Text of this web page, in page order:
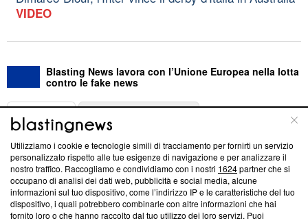
VIDEO
Blasting News lavora con l’Unione Europea nella lotta
contro le fake news
ABOUT
Questa sezione offre informazioni trasparenti su Blasting
News, sui nostri processi editoriali e su come ci impegniamo a
creare news di qualità. Inoltre, afferma la nostra aderenza a
‘Trust Project - News with Integrity’Blasting News non è
ancora membro del programma, ma ha richiesto di farne
Utilizziamo i cookie e tecnologie simili di tracciamento per fornirti un servizio
personalizzato rispetto alle tue esigenze di navigazione e per analizzare il
nostro traffico. Raccogliamo e condividiamo con i nostri 1624partner che si
occupano di analisi dei dati web, pubblicità e social media, alcune
informazioni sul tuo dispositivo, come l’indirizzo IP e le caratteristiche del tuo
dispositivo, i quali potrebbero combinarle con altre informazioni che hai
fornito loro o che hanno raccolto dal tuo utilizzo dei loro servizi. Puoi